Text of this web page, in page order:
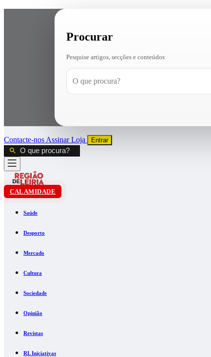
Procurar
Pesquise artigos, secções e conteúdos
Contacte-nos AssinarLoja Entrar
CALAMIDADE
Saúde
Desporto
Mercado
Cultura
Sociedade
Opinião
Revistas
RL Iniciativas